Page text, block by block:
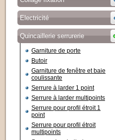
Electricité
Quincaillerie serrurerie
Garniture de porte
Butoir
Garniture de fenêtre et baie
coulissante
Serrure à larder 1 point
Serrure à larder multipoints
Serrure pour profil étroit 1
point
Serrure pour profil étroit
multipoints